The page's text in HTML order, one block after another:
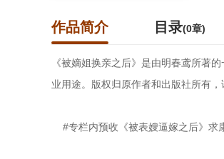
作品简介 目录(0章)
《被嫡姐换亲之后》是由明春鸢所著
业用途。版权归原作者和出版社所有
#专栏内预收《被表嫂逼嫁之后》求